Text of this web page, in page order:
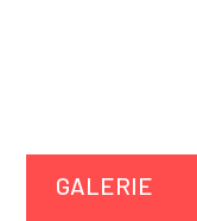
GALERIE